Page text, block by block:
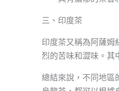
三、印度茶
印度茶又稱為阿薩姆
烈的苦味和澀味。其
總結來說，不同地區